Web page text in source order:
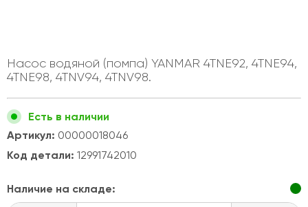
Насос водяной (помпа) YANMAR 4TNE92, 4TNE94,
4TNE98, 4TNV94, 4TNV98.
Есть в наличии
Артикул: 00000018046
Код детали: 12991742010
Наличие на складе: